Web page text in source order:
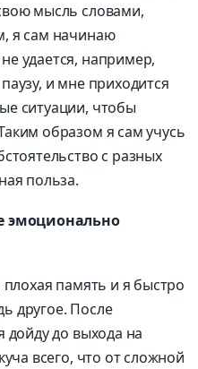
мысль словами,
я сам начинаю
удается, например,
и мне приходится
ситуации, чтобы
образом я сам учусь
с разных
польза.
эмоционально
память и я быстро
другое. После
дойду до выхода на
всего, что от сложной